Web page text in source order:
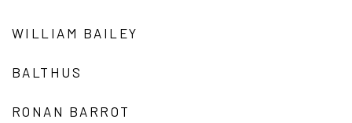
WILLIAM BAILEY
BALTHUS
RONAN BARROT